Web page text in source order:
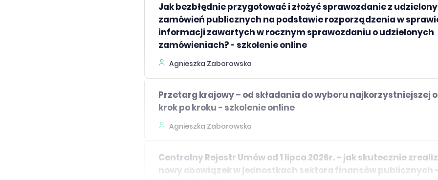
Jak bezbłędnie przygotować i złożyć sprawozdanie z
zamówień publicznych na podstawie rozporządzenia w
informacji zawartych w rocznym sprawozdaniu o udzielonych
zamówieniach? - szkolenie online
Agnieszka Zaborowska
Przetarg krajowy – od składania do wyboru najkorzystniejszej
krok po kroku - szkolenie online
Agnieszka Zaborowska
Centralny Rejestr Umów od 1 lipca 2026r. – jak skutecznie
nowy obowiązek w jednostkach sektora finansów publicznych